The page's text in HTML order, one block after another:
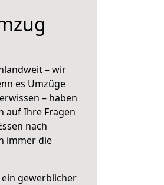
– wir
es Umzüge
– haben
auf Ihre Fragen
nach
immer die
ein gewerblicher